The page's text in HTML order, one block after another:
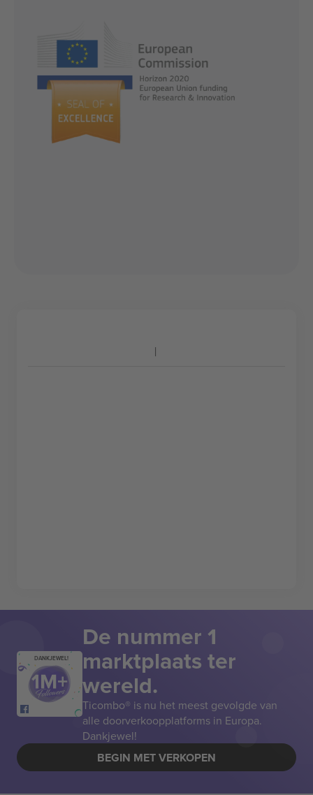
DANKJEWEL!
De nummer 1
marktplaats ter
wereld.
Ticombo® is nu het meest gevolgde van
alle doorverkoopplatforms in Europa.
Dankjewel!
BEGIN MET VERKOPEN